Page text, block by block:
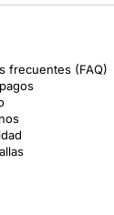
frecuentes (FAQ)